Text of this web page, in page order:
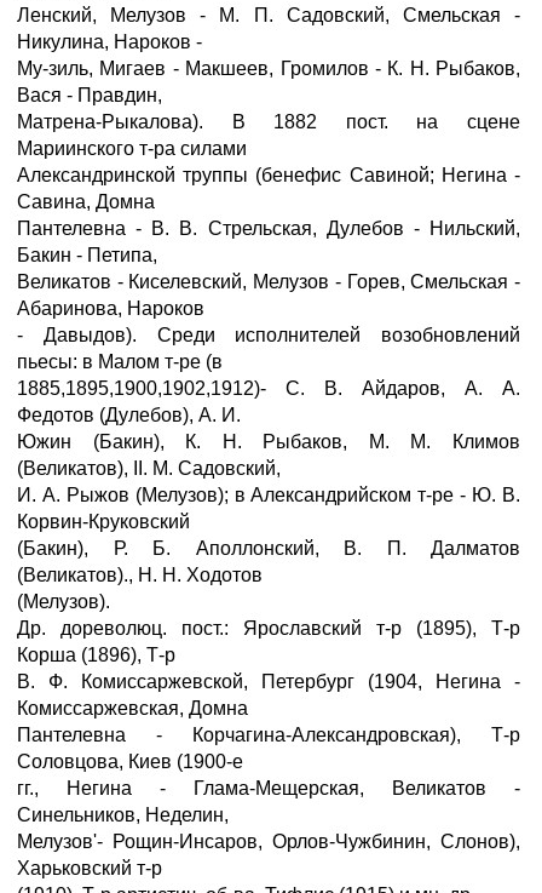
Ленский, Мелузов - М. П. Садовский, Смельская -
Никулина, Нароков -
Му-зиль, Мигаев - Макшеев, Громилов - К. Н. Рыбаков,
Вася - Правдин,
Матрена-Рыкалова). В 1882 пост. на сцене
Мариинского т-ра силами
Александринской труппы (бенефис Савиной; Негина -
Савина, Домна
Пантелевна - В. В. Стрельская, Дулебов - Нильский,
Бакин - Петипа,
Великатов - Киселевский, Мелузов - Горев, Смельская -
Абаринова, Нароков
- Давыдов). Среди исполнителей возобновлений
пьесы: в Малом т-ре (в
1885,1895,1900,1902,1912)- С. В. Айдаров, А. А.
Федотов (Дулебов), А. И.
Южин (Бакин), К. Н. Рыбаков, М. М. Климов
(Великатов), II. М. Садовский,
И. А. Рыжов (Мелузов); в Александрийском т-ре - Ю. В.
Корвин-Круковский
(Бакин), Р. Б. Аполлонский, В. П. Далматов
(Великатов)., Н. Н. Ходотов
(Мелузов).
Др. дореволюц. пост.: Ярославский т-р (1895), Т-р
Корша (1896), Т-р
В. Ф. Комиссаржевской, Петербург (1904, Негина -
Комиссаржевская, Домна
Пантелевна - Корчагина-Александровская), Т-р
Соловцова, Киев (1900-е
гг., Негина - Глама-Мещерская, Великатов -
Синельников, Неделин,
Мелузов'- Рощин-Инсаров, Орлов-Чужбинин, Слонов),
Харьковский т-р